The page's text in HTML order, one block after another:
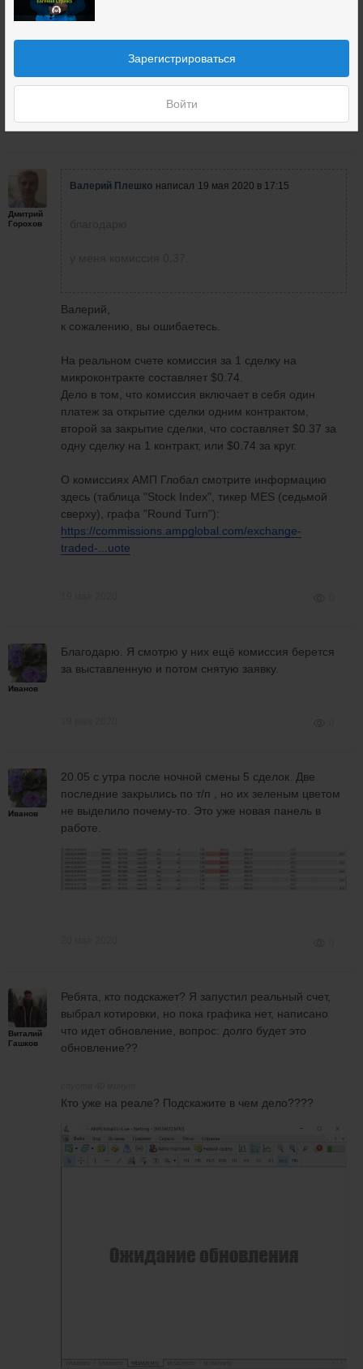
Зарегистрироваться
Войти
у меня комиссия 0.37.
19 мая 2020 0
Дмитрий
Горохов
Валерий Плешко написал 19 мая 2020 в 17:15
Валерий,
к сожалению, вы ошибаетесь.
На реальном счете комиссия за 1 сделку на
микроконтракте составляет $0.74.
Дело в том, что комиссия включает в себя один
платеж за открытие сделки одним контрактом,
второй за закрытие сделки, что составляет $0.37 за
одну сделку на 1 контракт, или $0.74 за круг.
О комиссиях АМП Глобал смотрите информацию
здесь (таблица "Stock Index", тикер MES (седьмой
сверху), графа "Round Turn"):
https://commissions.ampglobal.com/exchange-
traded-...uote
Иванов
Благодарю. Я смотрю у них ещё комиссия берется
за выставленную и потом снятую заявку.
Иванов
20.05 с утра после ночной смены 5 сделок. Две
последние закрылись по т/п , но их зеленым цветом
не выделило почему-то. Это уже новая панель в
работе.
Виталий
Гашков
Ребята, кто подскажет? Я запустил реальный счет,
выбрал котировки, но пока графика нет, написано
что идет обновление, вопрос: долго будет это
обновление??
Кто уже на реале? Подскажите в чем дело????